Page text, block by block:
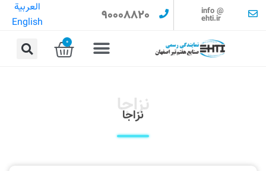
info @
ehti.ir
90008820
العربية
English
0
نزاجا
نزاجا